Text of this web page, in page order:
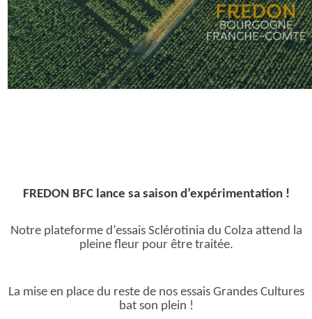
FREDON BFC lance sa saison d’expérimentation !
Notre plateforme d’essais Sclérotinia du Colza attend la
pleine fleur pour être traitée.
La mise en place du reste de nos essais Grandes Cultures
bat son plein !